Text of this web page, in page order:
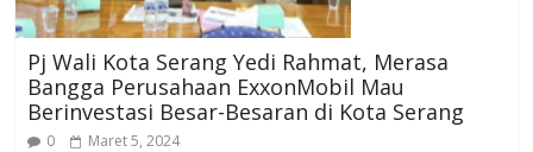
Pj Wali Kota Serang Yedi Rahmat, Merasa
Bangga Perusahaan ExxonMobil Mau
Berinvestasi Besar-Besaran di Kota Serang
0 Maret 5, 2024